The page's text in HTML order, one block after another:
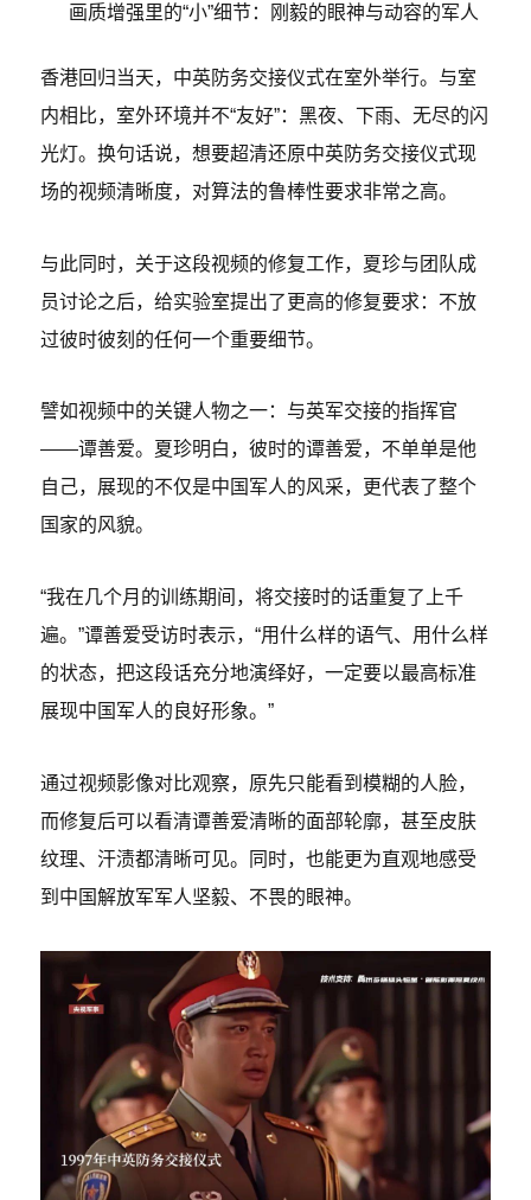
画质增强里的“小”细节：刚毅的眼神与动容的军人
香港回归当天，中英防务交接仪式在室外举行。与室
内相比，室外环境并不“友好”：黑夜、下雨、无尽的闪
光灯。换句话说，想要超清还原中英防务交接仪式现
场的视频清晰度，对算法的鲁棒性要求非常之高。
与此同时，关于这段视频的修复工作，夏珍与团队成
员讨论之后，给实验室提出了更高的修复要求：不放
过彼时彼刻的任何一个重要细节。
譬如视频中的关键人物之一：与英军交接的指挥官
——谭善爱。夏珍明白，彼时的谭善爱，不单单是他
自己，展现的不仅是中国军人的风采，更代表了整个
国家的风貌。
“我在几个月的训练期间，将交接时的话重复了上千
遍。”谭善爱受访时表示，“用什么样的语气、用什么样
的状态，把这段话充分地演绎好，一定要以最高标准
展现中国军人的良好形象。”
通过视频影像对比观察，原先只能看到模糊的人脸，
而修复后可以看清谭善爱清晰的面部轮廓，甚至皮肤
纹理、汗渍都清晰可见。同时，也能更为直观地感受
到中国解放军军人坚毅、不畏的眼神。